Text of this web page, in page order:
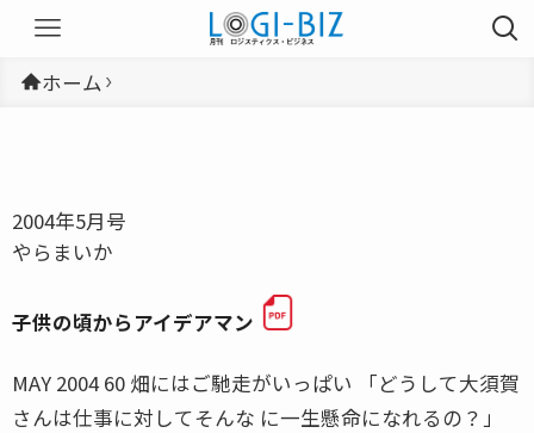
ホーム
2004年5月号
やらまいか
子供の頃からアイデアマン
MAY 2004 60 畑にはご馳走がいっぱい 「どうして大須賀
さんは仕事に対してそんな に一生懸命になれるの？」